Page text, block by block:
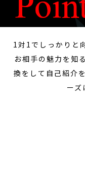
1対1でしっかりと
お相手の魅力を知
換をして自己紹介
ーズ